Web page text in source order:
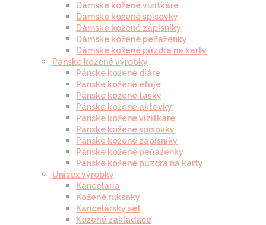
Dámske kožené vizitkáre
Dámske kožené spisovky
Dámske kožené zápisníky
Dámske kožené peňaženky
Dámske kožené púzdra na karty
Pánske kožené výrobky
Pánske kožené diáre
Pánske kožené etuje
Pánske kožené tašky
Pánske kožené aktovky
Pánske kožené vizitkáre
Pánske kožené spisovky
Pánske kožené zápisníky
Pánske kožené peňaženky
Pánske kožené púzdra na karty
Unisex výrobky
Kancelária
Kožené ruksaky
Kancelársky set
Kožené zakladače